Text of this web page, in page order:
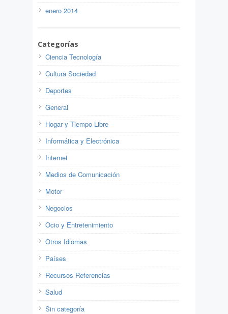
enero 2014
Categorías
Ciencia Tecnología
Cultura Sociedad
Deportes
General
Hogar y Tiempo Libre
Informática y Electrónica
Internet
Medios de Comunicación
Motor
Negocios
Ocio y Entretenimiento
Otros Idiomas
Países
Recursos Referencias
Salud
Sin categoría